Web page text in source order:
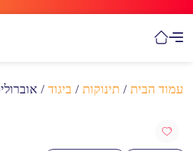
עמוד הבית / תינוקות / ביגוד /